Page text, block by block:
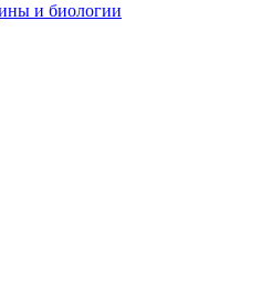
и биологии